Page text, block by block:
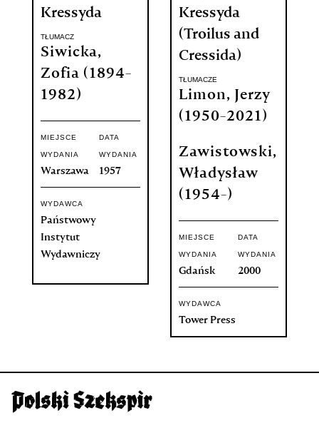
Kressyda
TŁUMACZ
Siwicka,
Zofia (1894-
1982)
MIEJSCE
WYDANIA
Warszawa
DATA
WYDANIA
1957
WYDAWCA
Państwowy
Instytut
Wydawniczy
Kressyda
(Troilus and
Cressida)
TŁUMACZE
Limon, Jerzy
(1950-2021)
Zawistowski,
Władysław
(1954-)
MIEJSCE
WYDANIA
Gdańsk
DATA
WYDANIA
2000
WYDAWCA
Tower Press